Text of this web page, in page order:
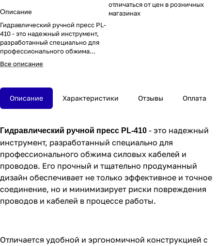
Описание
Гидравлический ручной пресс PL-
410 - это надежный инструмент,
разработанный специально для
профессионального обжима
силовых кабелей и проводов
Все описание
отличаться от цен в розничных
магазинах
Описание Характеристики Отзывы Оплата
Гидравлический ручной пресс PL-410 - это надежный
инструмент, разработанный специально для
профессионального обжима силовых кабелей и
проводов. Его прочный и тщательно продуманный
дизайн обеспечивает не только эффективное и точное
соединение, но и минимизирует риски повреждения
проводов и кабелей в процессе работы.
Отличается удобной и эргономичной конструкцией с